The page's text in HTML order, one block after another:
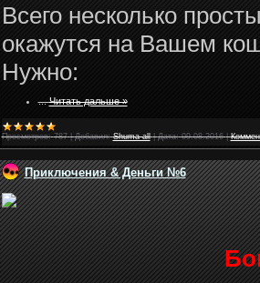
Всего несколько
окажутся на Вашем
Нужно:
...Читать дальше »
Просмотров: 787 |Добавил: Shuma-all |Дата: 09.08.2016 |
Приключения & Деньги №6